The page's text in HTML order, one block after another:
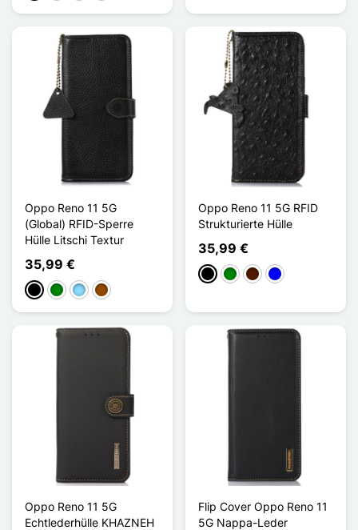
Oppo Reno 11 5G
(Global) RFID-Sperre
Hülle Litschi Textur
35,99 €
Schwarz
GrünHellblau
Braun
Oppo Reno 11 5G RFID
Strukturierte Hülle
35,99 €
Schwarz
GrünDunkelbraun
Blau
Oppo Reno 11 5G
Echtlederhülle KHAZNEH
Flip Cover Oppo Reno 11
5G Nappa-Leder